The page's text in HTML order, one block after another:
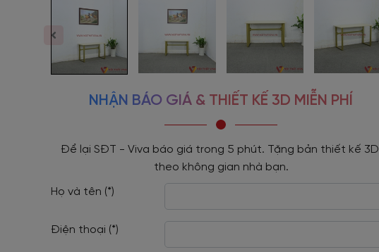
NHẬN BÁO GIÁ & THIẾT KẾ 3D MIỄN PHÍ
Để lại SĐT - Viva báo giá trong 5 phút. Tặng bản thiết kế 3D
theo không gian nhà bạn.
Họ và tên (*)
Điện thoại (*)